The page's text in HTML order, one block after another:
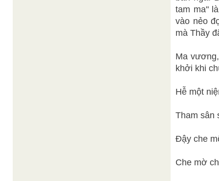
tam ma"
vào nẻo
mà Thầy
Ma
khởi khi
Hễ một
Tham sân
Đậy che
Che mờ